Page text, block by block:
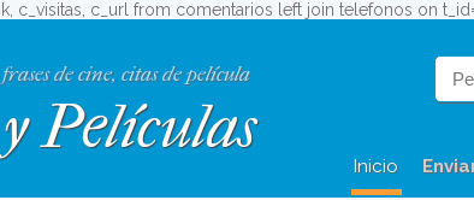
c_visitas, c_url from comentarios left join telefonos on
de cine, citas de película
Películas
Inicio